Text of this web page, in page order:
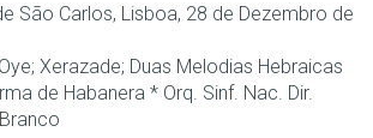
São Carlos, Lisboa, 28 de Dezembro de
Xerazade; Duas Melodias Hebraicas
de Habanera * Orq. Sinf. Nac. Dir.